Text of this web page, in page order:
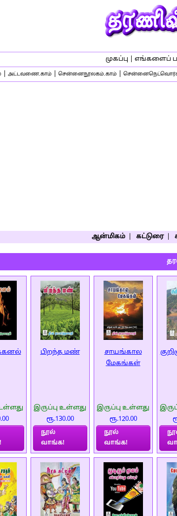
முகப்பு எங்களைப்
அட்டவணை.காம் சென்னைநூலகம்.காம்
ஆன்மிகம் கட்டுரை|
பிறந்த மண்
இருப்பு உள்ளது
ரூ.130.00
நூல்
வாங்க!
சாயங்கால
மேகங்கள்
இருப்பு உள்ளது
ரூ.120.00
நூல்
வாங்க!